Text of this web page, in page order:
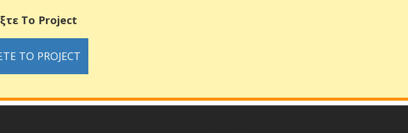
Το Project
ΤΟ PROJECT